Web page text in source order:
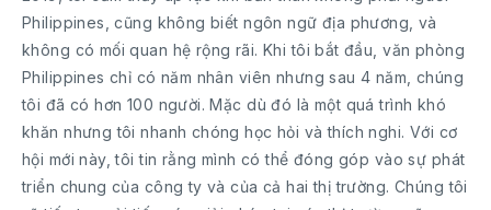
Philippines, cũng không biết ngôn ngữ địa phương, và
không có mối quan hệ rộng rãi. Khi tôi bắt đầu, văn phòng
Philippines chỉ có năm nhân viên nhưng sau 4 năm, chúng
tôi đã có hơn 100 người. Mặc dù đó là một quá trình khó
khăn nhưng tôi nhanh chóng học hỏi và thích nghi. Với cơ
hội mới này, tôi tin rằng mình có thể đóng góp vào sự phát
triển chung của công ty và của cả hai thị trường. Chúng tôi